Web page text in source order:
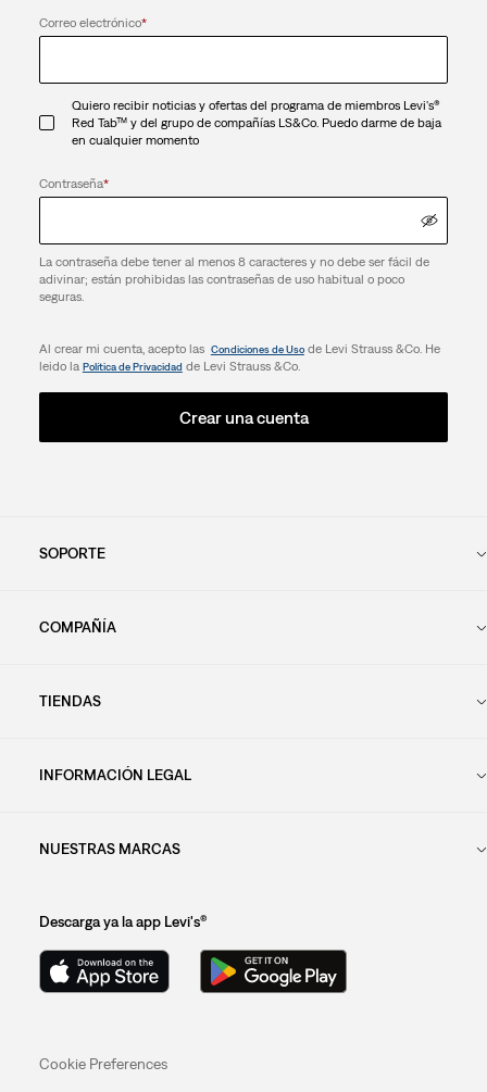
Correo electrónico*
Quiero recibir noticias y ofertas del programa de miembros Levi's®
Red Tab™ y del grupo de compañías LS&Co. Puedo darme de baja
en cualquier momento
Contraseña*
La contraseña debe tener al menos 8 caracteres y no debe ser fácil de
adivinar; están prohibidas las contraseñas de uso habitual o poco
seguras.
Al crear mi cuenta, acepto las Condiciones de Usode Levi Strauss &Co. He
leido la Política de Privacidad de Levi Strauss &Co.
Crear una cuenta
SOPORTE
COMPAÑÍA
TIENDAS
INFORMACIÓN LEGAL
NUESTRAS MARCAS
Descarga ya la app Levi's®
Cookie Preferences